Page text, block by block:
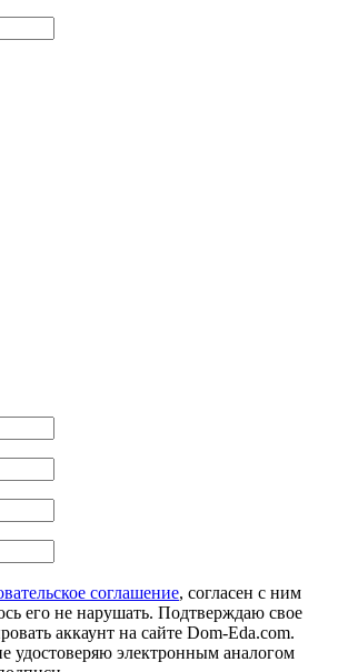
соглашение, согласен с ним
его не нарушать. Подтверждаю свое
аккаунт на сайте Dom-Eda.com.
удостоверяю электронным аналогом